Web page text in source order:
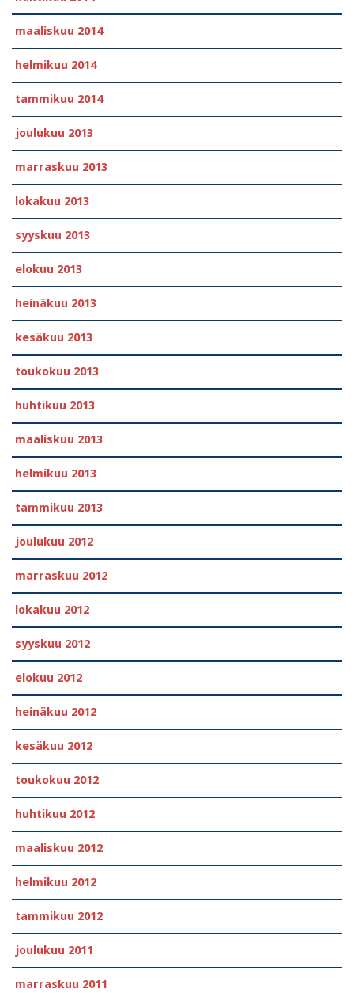
maaliskuu 2014
helmikuu 2014
tammikuu 2014
joulukuu 2013
marraskuu 2013
lokakuu 2013
syyskuu 2013
elokuu 2013
heinäkuu 2013
kesäkuu 2013
toukokuu 2013
huhtikuu 2013
maaliskuu 2013
helmikuu 2013
tammikuu 2013
joulukuu 2012
marraskuu 2012
lokakuu 2012
syyskuu 2012
elokuu 2012
heinäkuu 2012
kesäkuu 2012
toukokuu 2012
huhtikuu 2012
maaliskuu 2012
helmikuu 2012
tammikuu 2012
joulukuu 2011
marraskuu 2011